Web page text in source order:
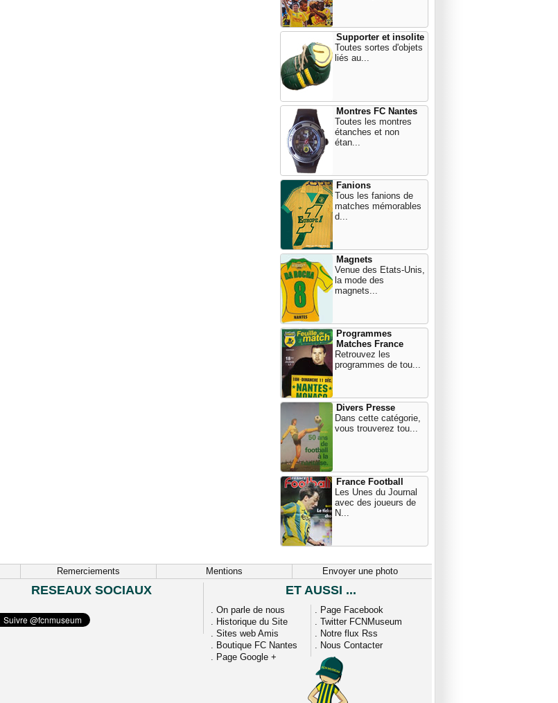
Supporter et insolite
Toutes sortes d'objets
liés au...
Montres FC Nantes
Toutes les montres
étanches et non
étan...
Fanions
Tous les fanions de
matches mémorables
d...
Magnets
Venue des Etats-Unis,
la mode des
magnets...
Programmes
Matches France
Retrouvez les
programmes de tou...
Divers Presse
Dans cette catégorie,
vous trouverez tou...
France Football
Les Unes du Journal
avec des joueurs de
N...
Remerciements Mentions Envoyer une photo
RESEAUX SOCIAUX ET AUSSI ...
. On parle de nous
. Historique du Site
. Sites web Amis
. Boutique FC Nantes
. Page Google +
. Page Facebook
. Twitter FCNMuseum
. Notre flux Rss
. Nous Contacter